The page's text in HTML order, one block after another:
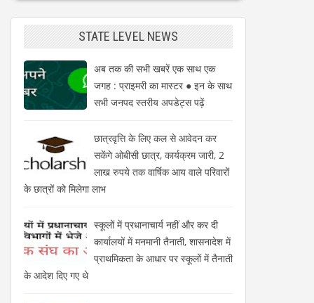
STATE LEVEL NEWS
अब तक की सभी खबरें एक साथ एक
जगह : प्राइमरी का मास्टर ● इन के साथ
सभी जनपद स्तरीय अपडेट्स पढ़ें
छात्रवृत्ति के लिए कल से आवेदन कर
सकेंगे ओबीसी छात्र, कार्यक्रम जारी, 2
लाख रुपये तक वार्षिक आय वाले परिवारों
के छात्रों को मिलेगा लाभ
स्कूलों में प्रधानाचार्य नहीं और कर दी
कार्यालयों में मनमानी तैनाती, शासनादेश में
प्राथमिकता के आधार पर स्कूलों में तैनाती
के आदेश दिए गए थे